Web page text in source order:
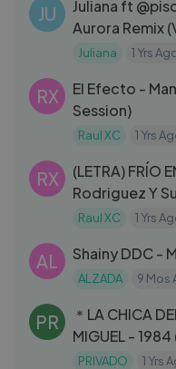
JU
Juliana ft
Aurora Remix
Juliana 1 Yrs
RX
El Efecto -
Session)
Raul XC 1 Yrs
RX
(LETRA) FRÍO
Rodriguez Y
Lyric)
Raul XC 1 Yrs
AL Shainy DDC -
ALZADA 9 Mos
PR
＊LA CHICA
MIGUEL - 1984
PRIVADO 1 Yrs